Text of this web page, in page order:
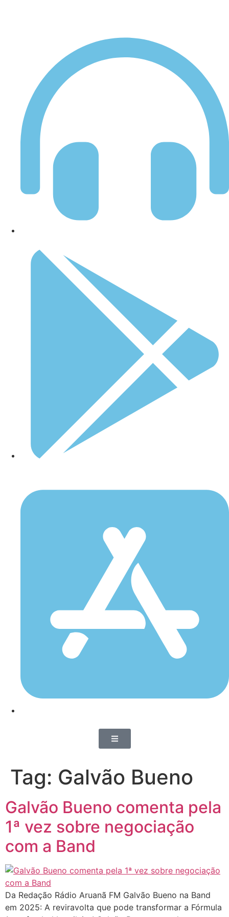
Tag: Galvão Bueno
Galvão Bueno comenta pela
1ª vez sobre negociação
com a Band
Da Redação Rádio Aruanã FM Galvão Bueno na Band
em 2025: A reviravolta que pode transformar a Fórmula